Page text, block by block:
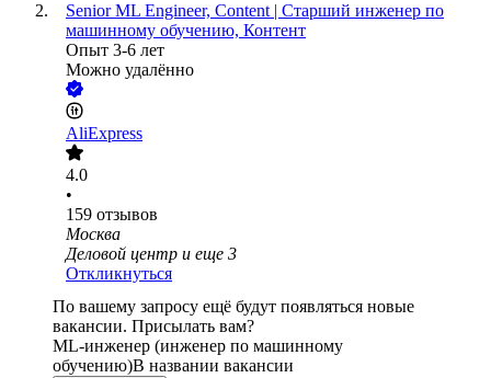
Senior ML Engineer, Content | Старший инженер по
машинному обучению, Контент
Опыт 3-6 лет
Можно удалённо
AliExpress
4.0
•
159 отзывов
Москва
Деловой центр и еще 3
Откликнуться
По вашему запросу ещё будут появляться новые
вакансии. Присылать вам?
ML-инженер (инженер по машинному
обучению)В названии вакансии